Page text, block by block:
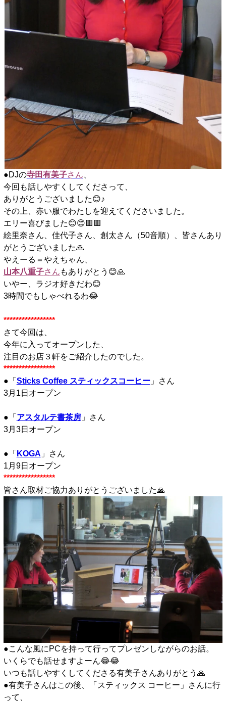
●DJの寺田有美子さん
今回も話しやすくしてくださって、
ありがとうございました😊♪
その上、赤い服でわたしを迎えてくださいました。
エリー喜びました😊😊🟥🟥
絵里奈さん、佳代子さん、創太さん（50音順）、皆さんあり
がとうございました🙏
やえーる＝やえちゃん、
山本八重子さん もありがとう😊🙏
いやー、ラジオ好きだわ😊
3時間でもしゃべれるわ😂
*****************
さて今回は、
今年に入ってオープンした、
注目のお店３軒をご紹介したのでした。
*****************
●「 Sticks Coffee スティックスコーヒー」さん
3月1日オープン
●「 アスタルテ書茶房」さん
3月3日オープン
●「 KOGA 」さん
1月9日オープン
*****************
皆さん取材ご協力ありがとうございました🙏
●こんな風にPCを持って行ってプレゼンしながらのお話。
いくらでも話せますよーん😂😂
いつも話しやすくしてくださる有美子さんありがとう🙏
●有美子さんはこの後、「スティックス コーヒー」さんに行
って、